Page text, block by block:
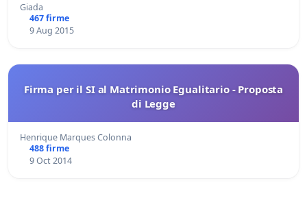
Giada
467 firme
9 Aug 2015
Firma per il SI al Matrimonio Egualitario - Proposta
di Legge
Henrique Marques Colonna
488 firme
9 Oct 2014